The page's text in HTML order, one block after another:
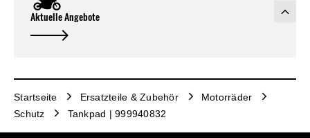
Aktuelle Angebote
Startseite Ersatzteile & Zubehör
Motorräder
Schutz
Tankpad | 999940832